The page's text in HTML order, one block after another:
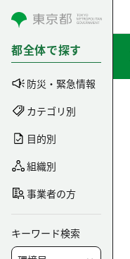
コンテンツにスキップ
都全体で探す
防災・緊急情報
カテゴリ別
目的別
組織別
事業者の方
キーワード検索